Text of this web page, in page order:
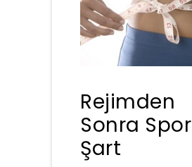
Rejimden
Sonra Spor
Şart